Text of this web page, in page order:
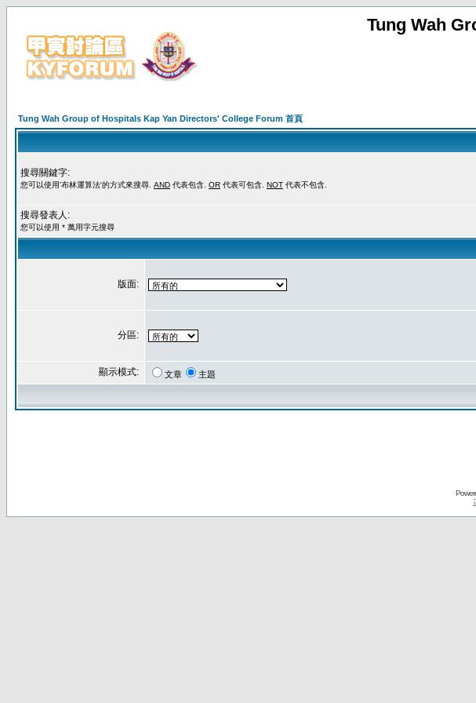
Tung Wah
Tung Wah Group of Hospitals Kap Yan Directors' College Forum 首頁
搜尋關鍵字:
您可以使用'布林運算法'的方式來搜尋. AND 代表包含. OR 代表可包含. NOT 代表不包含.
搜尋發表人:
您可以使用 * 萬用字元搜尋
版面:
分區:
顯示模式: 文章 主題